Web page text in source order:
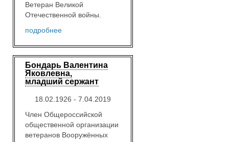
Ветеран Великой
Отечественной войны.
подробнее
Бондарь Валентина
Яковлевна,
младший сержант
18.02.1926 - 7.04.2019
Член Общероссийской
общественной организации
ветеранов Вооружённых